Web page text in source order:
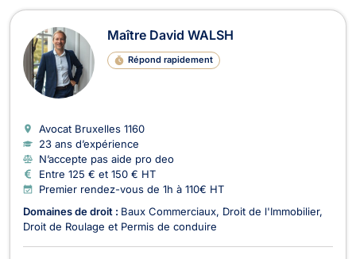
Maître David WALSH
Répond rapidement
Avocat Bruxelles 1160
23 ans d’expérience
N’accepte pas aide pro deo
Entre 125 € et 150 € HT
Premier rendez-vous de 1h à 110€ HT
Domaines de droit : Baux Commerciaux Droit de l'Immobilier
Droit de Roulage et Permis de conduire